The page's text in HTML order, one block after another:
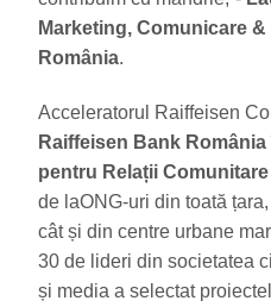
Marketing, Comunicare
România.
Acceleratorul Raiffeisen
Raiffeisen Bank România
pentru Relații Comunitare
de laONG-uri din toată
cât și din centre urbane
30 de lideri din societatea
și media a selectat